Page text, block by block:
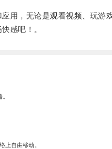
，无论是观看视频、玩游
感吧！。
上自由移动。